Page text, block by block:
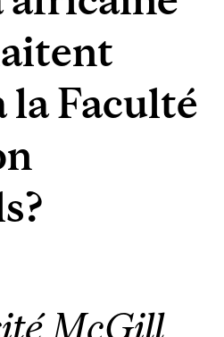
la Faculté
McGill